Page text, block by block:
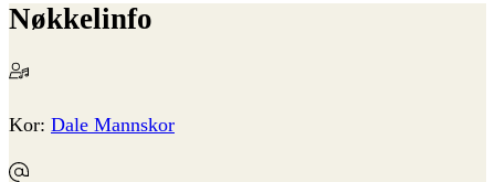
Nøkkelinfo
Kor: Dale Mannskor